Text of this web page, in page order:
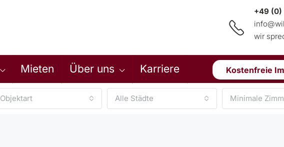
+49 (0)
wir
Mieten Über uns Karriere Kostenfreie
Objektart Alle Städte Minimale